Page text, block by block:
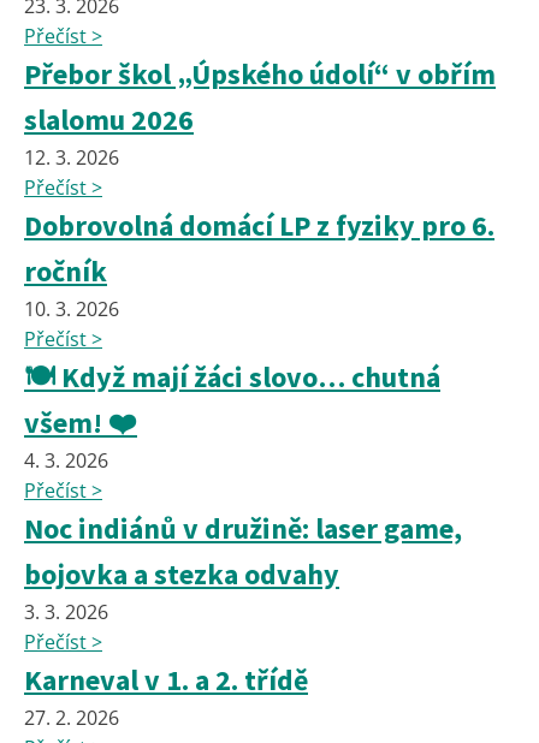
23. 3. 2026
Přečíst >
Přebor škol „Úpského údolí“ v obřím
slalomu 2026
12. 3. 2026
Přečíst >
Dobrovolná domácí LP z fyziky pro 6.
ročník
10. 3. 2026
Přečíst >
🍽️ Když mají žáci slovo… chutná
všem! ❤️
4. 3. 2026
Přečíst >
Noc indiánů v družině: laser game,
bojovka a stezka odvahy
3. 3. 2026
Přečíst >
Karneval v 1. a 2. třídě
27. 2. 2026